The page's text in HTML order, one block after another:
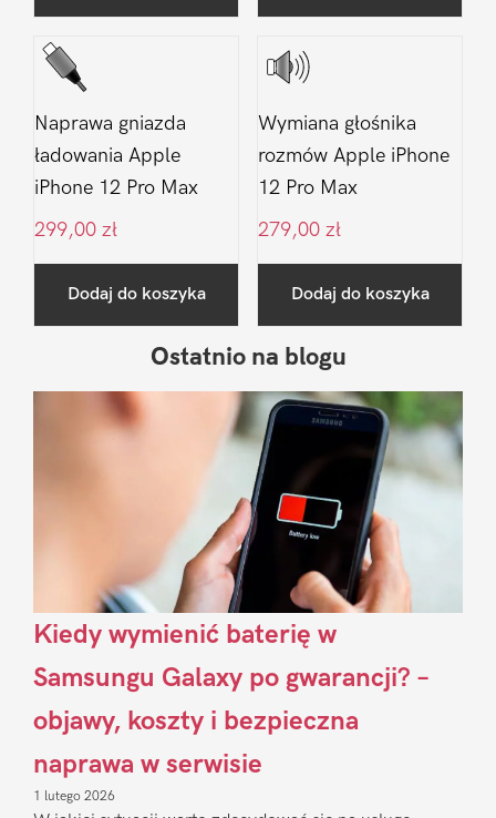
Naprawa gniazda
ładowania Apple
iPhone 12 Pro Max
299,00 zł
Dodaj do koszyka
Wymiana głośnika
rozmów Apple iPhone
12 Pro Max
279,00 zł
Dodaj do koszyka
Sidebar
Ostatnio na blogu
Kiedy wymienić baterię w
Samsungu Galaxy po gwarancji? –
objawy, koszty i bezpieczna
naprawa w serwisie
1 lutego 2026